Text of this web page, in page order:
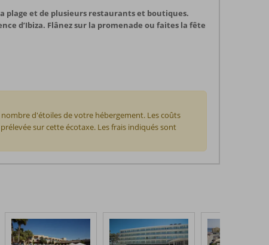
plage et de plusieurs restaurants et boutiques.
d’Ibiza. Flânez sur la promenade ou faites la fête
d'étoiles de votre hébergement. Les coûts
sur cette écotaxe. Les frais indiqués sont